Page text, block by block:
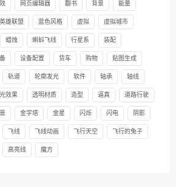
网页编辑器 翻书 背景 能量
英雄联盟 蓝色风格 虚拟 虚拟城市
蜡烛 蝌蚪飞线 行星系 装配
设备配置 货车 购物 贴图生成
轨道 轮廓发光 软件 轴承 轴线
效果 透明材质 造型 逼真 道路行驶
金字塔 金星 闪烁 闪电 阴影
飞线 飞线动画 飞行天空 飞行的兔子
高亮线 魔方